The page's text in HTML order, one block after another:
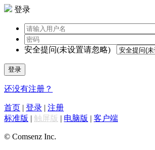
登录
安全提问(未设置请忽略)
登录
还没有注册？
首页 | 登录 | 注册
标准版 | 触屏版 | 电脑版 | 客户端
© Comsenz Inc.